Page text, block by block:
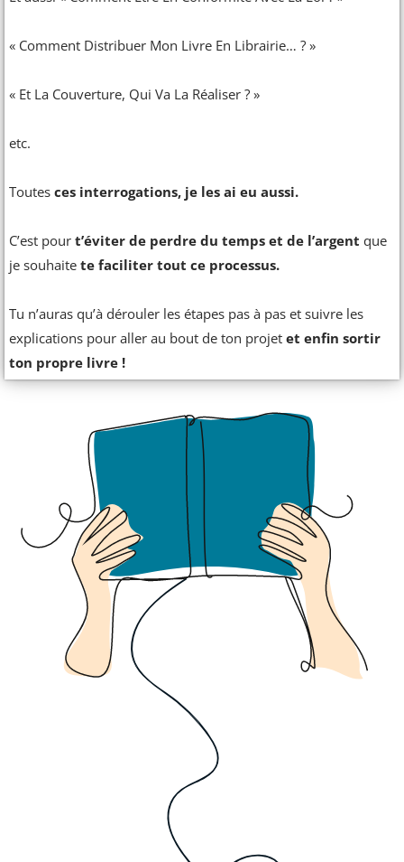
« Comment Distribuer Mon Livre En Librairie… ? »
« Et La Couverture, Qui Va La Réaliser ? »
etc.
Toutes ces interrogations, je les ai eu aussi.
C’est pour t’éviter de perdre du temps et de l’argent que
je souhaite te faciliter tout ce processus.
Tu n’auras qu’à dérouler les étapes pas à pas et suivre les
explications pour aller au bout de ton projet et enfin sortir
ton propre livre !